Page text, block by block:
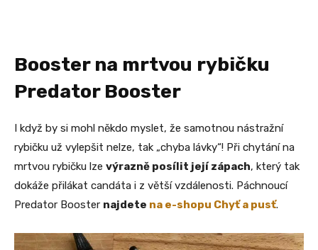
Booster na mrtvou rybičku
Predator Booster
I když by si mohl někdo myslet, že samotnou nástražní
rybičku už vylepšit nelze, tak „chyba lávky“! Při chytání na
mrtvou rybičku lze výrazně posílit její zápach, který tak
dokáže přilákat candáta i z větší vzdálenosti. Páchnoucí
Predator Booster najdete na e-shopu Chyť a pusť.